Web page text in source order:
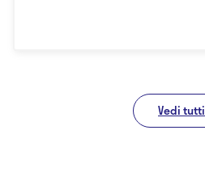
Vedi tutti